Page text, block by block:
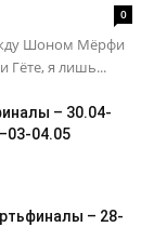
0
Шоном Мёрфи
Гёте, я лишь...
– 30.04-
04.05
– 28-